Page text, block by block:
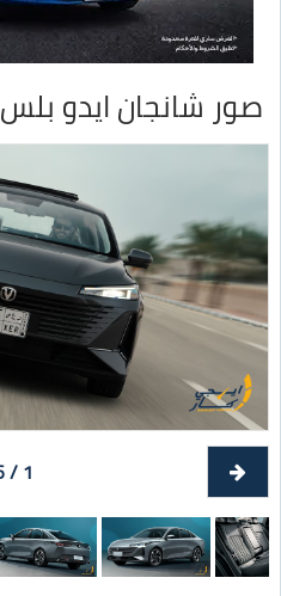
صور شانجان ايدو بلس
1 / 6